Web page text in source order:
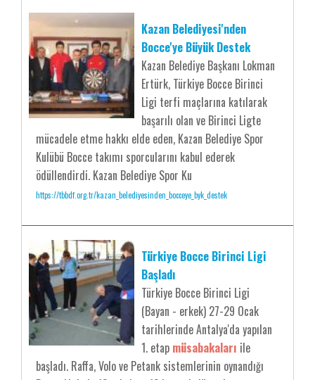
Kazan Belediyesi'nden
Bocce'ye Büyük Destek
Kazan Belediye Başkanı Lokman
Ertürk, Türkiye Bocce Birinci
Ligi terfi maçlarına katılarak
başarılı olan ve Birinci Ligte
mücadele etme hakkı elde eden, Kazan Belediye Spor
Kulübü Bocce takımı sporcularını kabul ederek
ödüllendirdi. Kazan Belediye Spor Ku
https://tbbdf.org.tr/kazan_belediyesinden_bocceye_byk_destek
Türkiye Bocce Birinci Ligi
Başladı
Türkiye Bocce Birinci Ligi
(Bayan - erkek) 27-29 Ocak
tarihlerinde Antalya'da yapılan
1. etap müsabakaları ile
başladı. Raffa, Volo ve Petank sistemlerinin oynandığı